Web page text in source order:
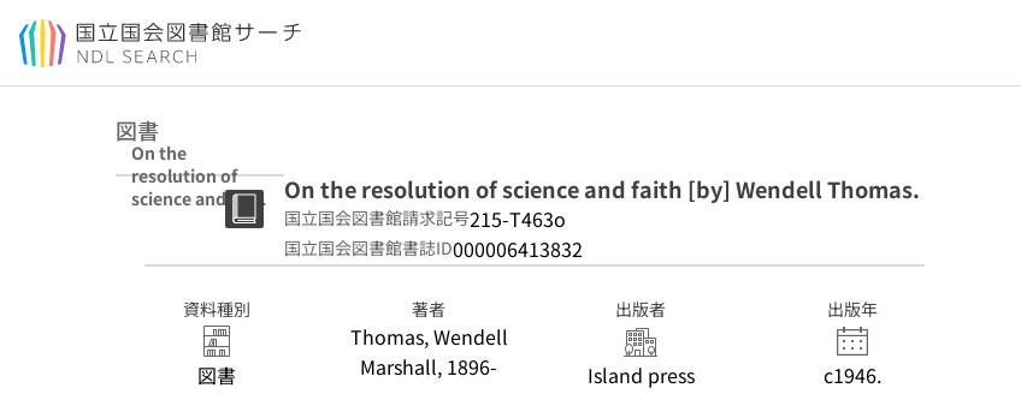
本文へ移動
図書
On the
resolution of
science and faith
[by] Wendell
On the resolution of science and faith [by] Wendell Thomas.
国立国会図書館請求記号215-T463o
国立国会図書館書誌ID000006413832
資料種別
図書
著者
Thomas, Wendell
Marshall, 1896-
出版者
Island press
出版年
c1946.